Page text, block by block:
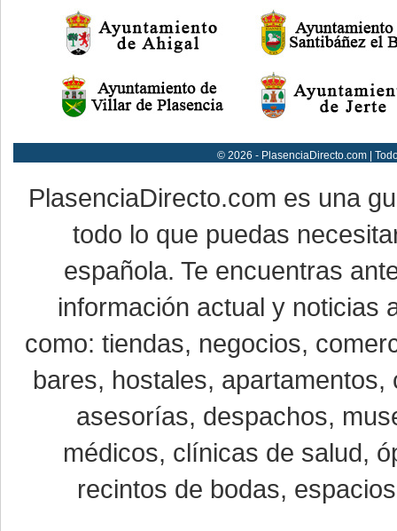
© 2026 - PlasenciaDirecto.com |
PlasenciaDirecto.com es una
todo lo que puedas
española. Te encuentras
información actual y noticias
como: tiendas, negocios,
bares, hostales,
asesorías, despachos,
médicos, clínicas de salud,
recintos de bodas,